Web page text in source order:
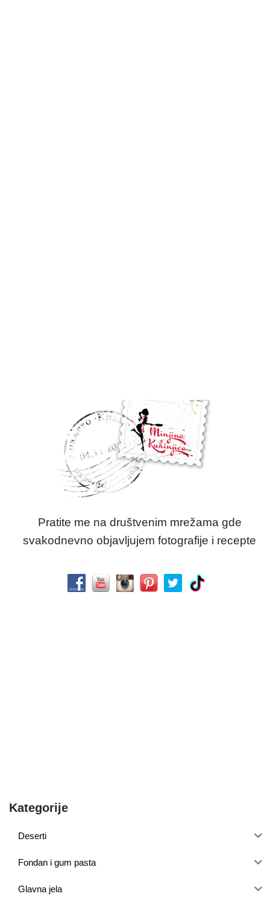
Pratite me na društvenim mrežama gde
svakodnevno objavljujem fotografije i recepte
Kategorije
Deserti
Fondan i gum pasta
Glavna jela